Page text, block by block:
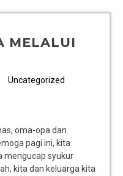
MELALUI
Uncategorized
oma-opa dan
pagi ini, kita
mengucap syukur
kita dan keluarga kita